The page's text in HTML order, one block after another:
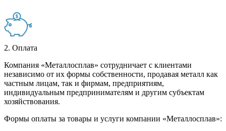
2. Оплата
Компания «Металлосплав» сотрудничает с клиентами
независимо от их формы собственности, продавая металл как
частным лицам, так и фирмам, предприятиям,
индивидуальным предпринимателям и другим субъектам
хозяйствования.
Формы оплаты за товары и услуги компании «Металлосплав»: